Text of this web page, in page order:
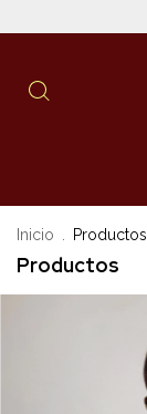
Inicio Productos
Productos